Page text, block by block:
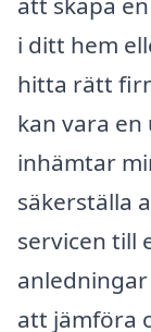
i ditt hem
hitta rätt
kan vara
inhämtar
säkerställa
servicen till
att jämföra